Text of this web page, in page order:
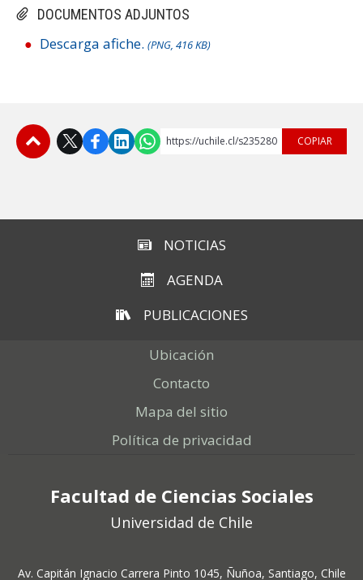
DOCUMENTOS ADJUNTOS
Descarga afiche. (PNG, 416 KB)
https://uchile.cl/s235280 COPIAR
NOTICIAS
AGENDA
PUBLICACIONES
Ubicación
Contacto
Mapa del sitio
Política de privacidad
Facultad de Ciencias Sociales
Universidad de Chile
Av. Capitán Ignacio Carrera Pinto 1045, Ñuñoa, Santiago, Chile